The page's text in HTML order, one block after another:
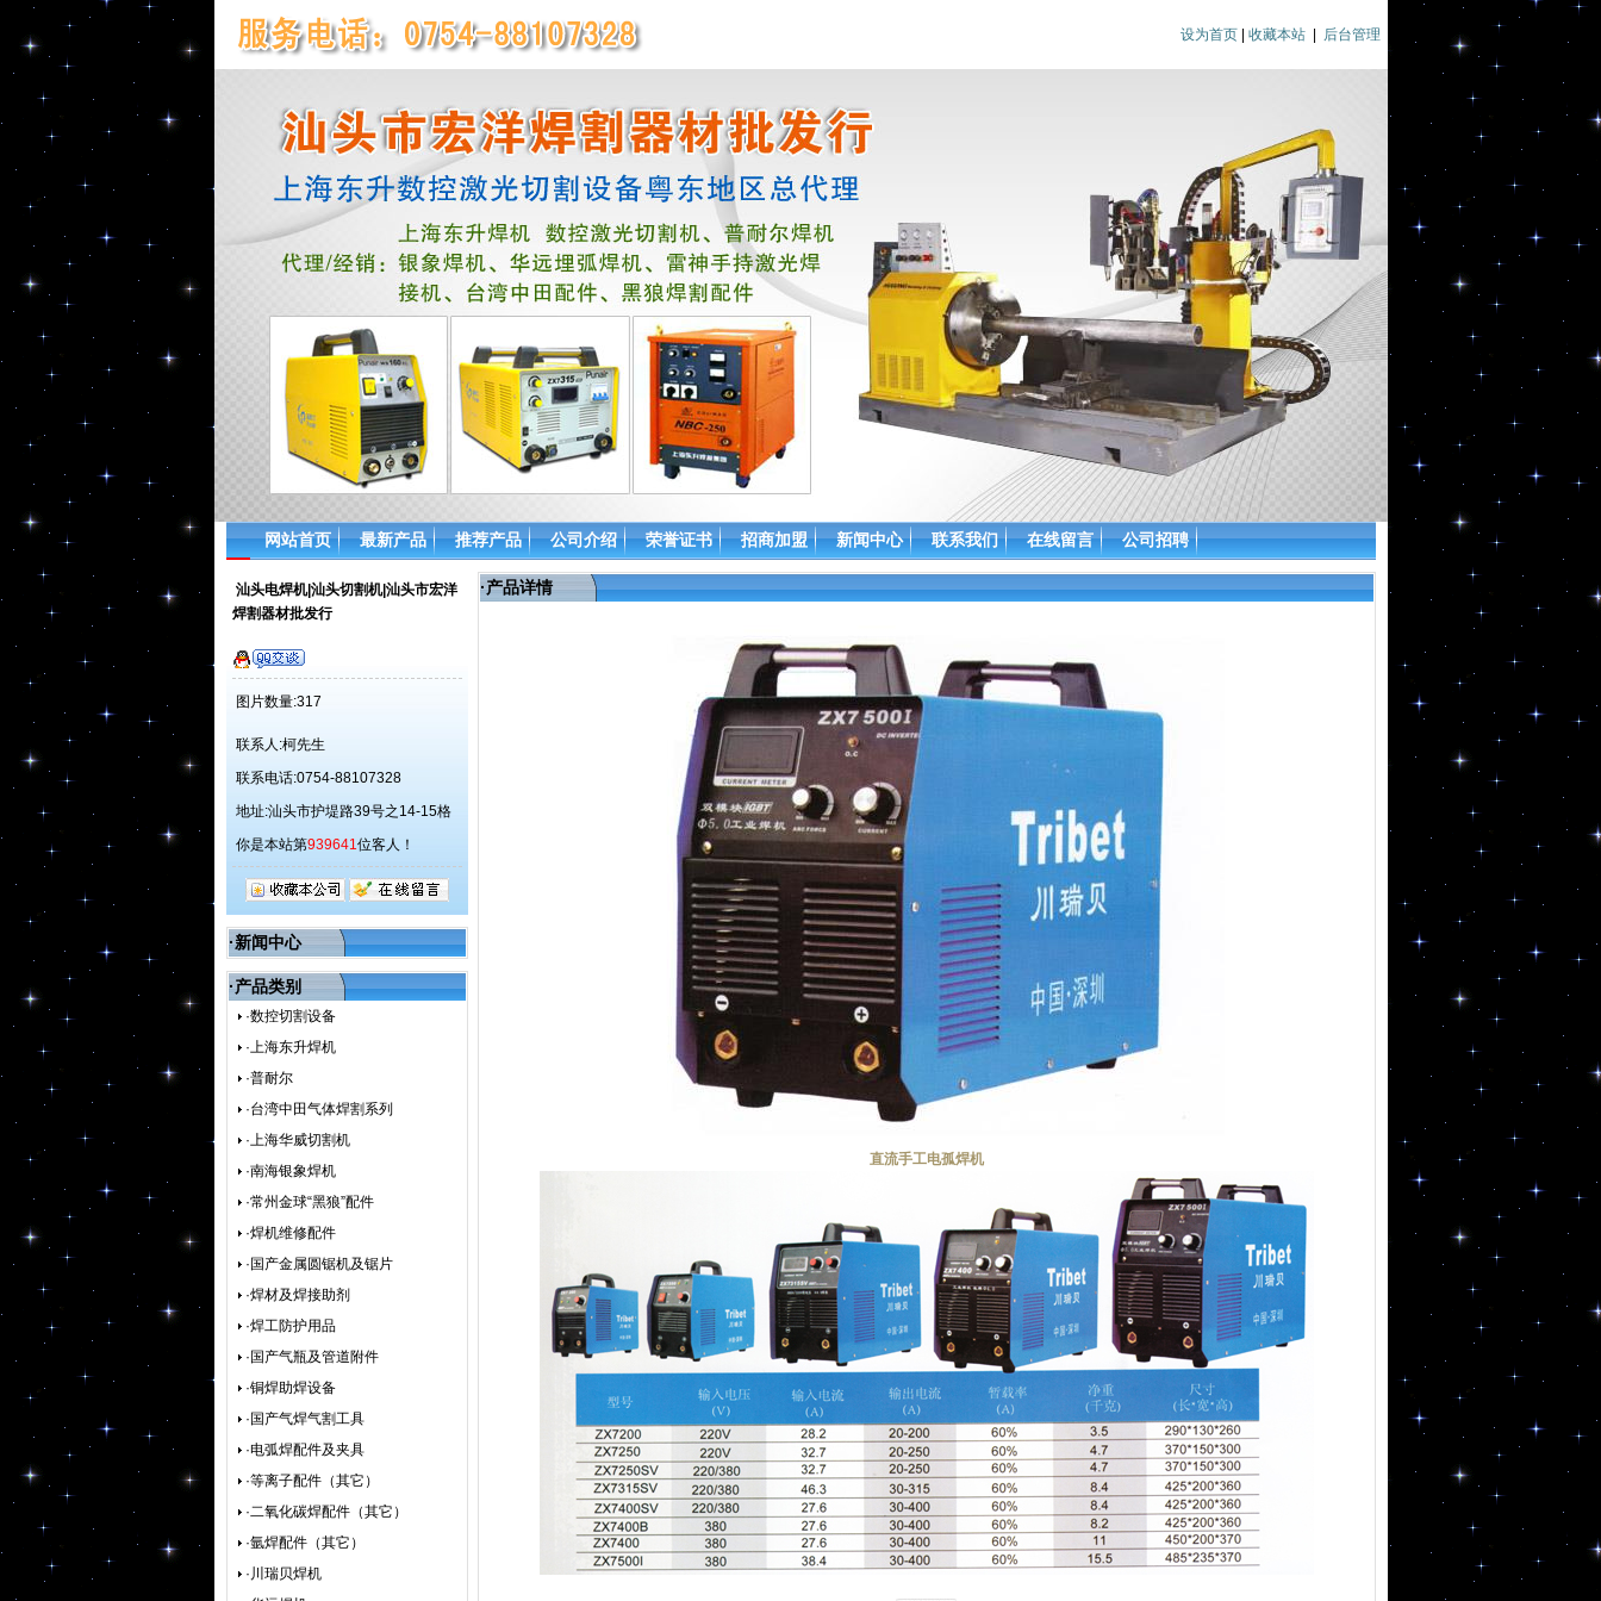
设为首页| 收藏本站| 后台管理
网站首页 最新产品 推荐产品 公司介绍 荣誉证书 招商加盟 新闻中心 联系我们 在线留言 公司招聘
汕头电焊机|汕头切割机|汕头市宏洋
焊割器材批发行
图片数量:317
联系人:柯先生
联系电话:0754-88107328
地址:汕头市护堤路39号之14-15格
你是本站第939641位客人！
·新闻中心
·产品类别
·数控切割设备
·上海东升焊机
·普耐尔
·台湾中田气体焊割系列
·上海华威切割机
·南海银象焊机
·常州金球“黑狼”配件
·焊机维修配件
·国产金属圆锯机及锯片
·焊材及焊接助剂
·焊工防护用品
·国产气瓶及管道附件
·铜焊助焊设备
·国产气焊气割工具
·电弧焊配件及夹具
·等离子配件（其它）
·二氧化碳焊配件（其它）
·氩焊配件（其它）
·川瑞贝焊机
·产品详情
直流手工电孤焊机